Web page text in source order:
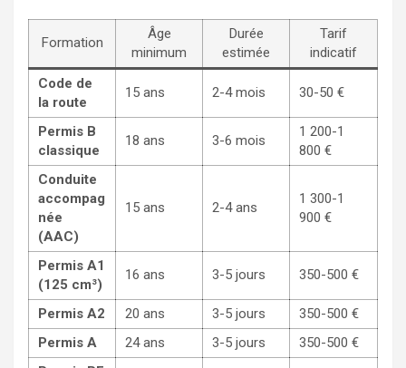
Formation
Âge
minimum
Durée
estimée
Tarif
indicatif
Code de
la route
15 ans 2-4 mois 30-50 €
Permis B
classique
18 ans 3-6 mois
1 200-1
800 €
Conduite
accompag
née
(AAC)
15 ans 2-4 ans
1 300-1
900 €
Permis A1
(125 cm³)
16 ans 3-5 jours 350-500 €
Permis A2 20 ans 3-5 jours
350-500 €
Permis A
24 ans 3-5 jours
350-500 €